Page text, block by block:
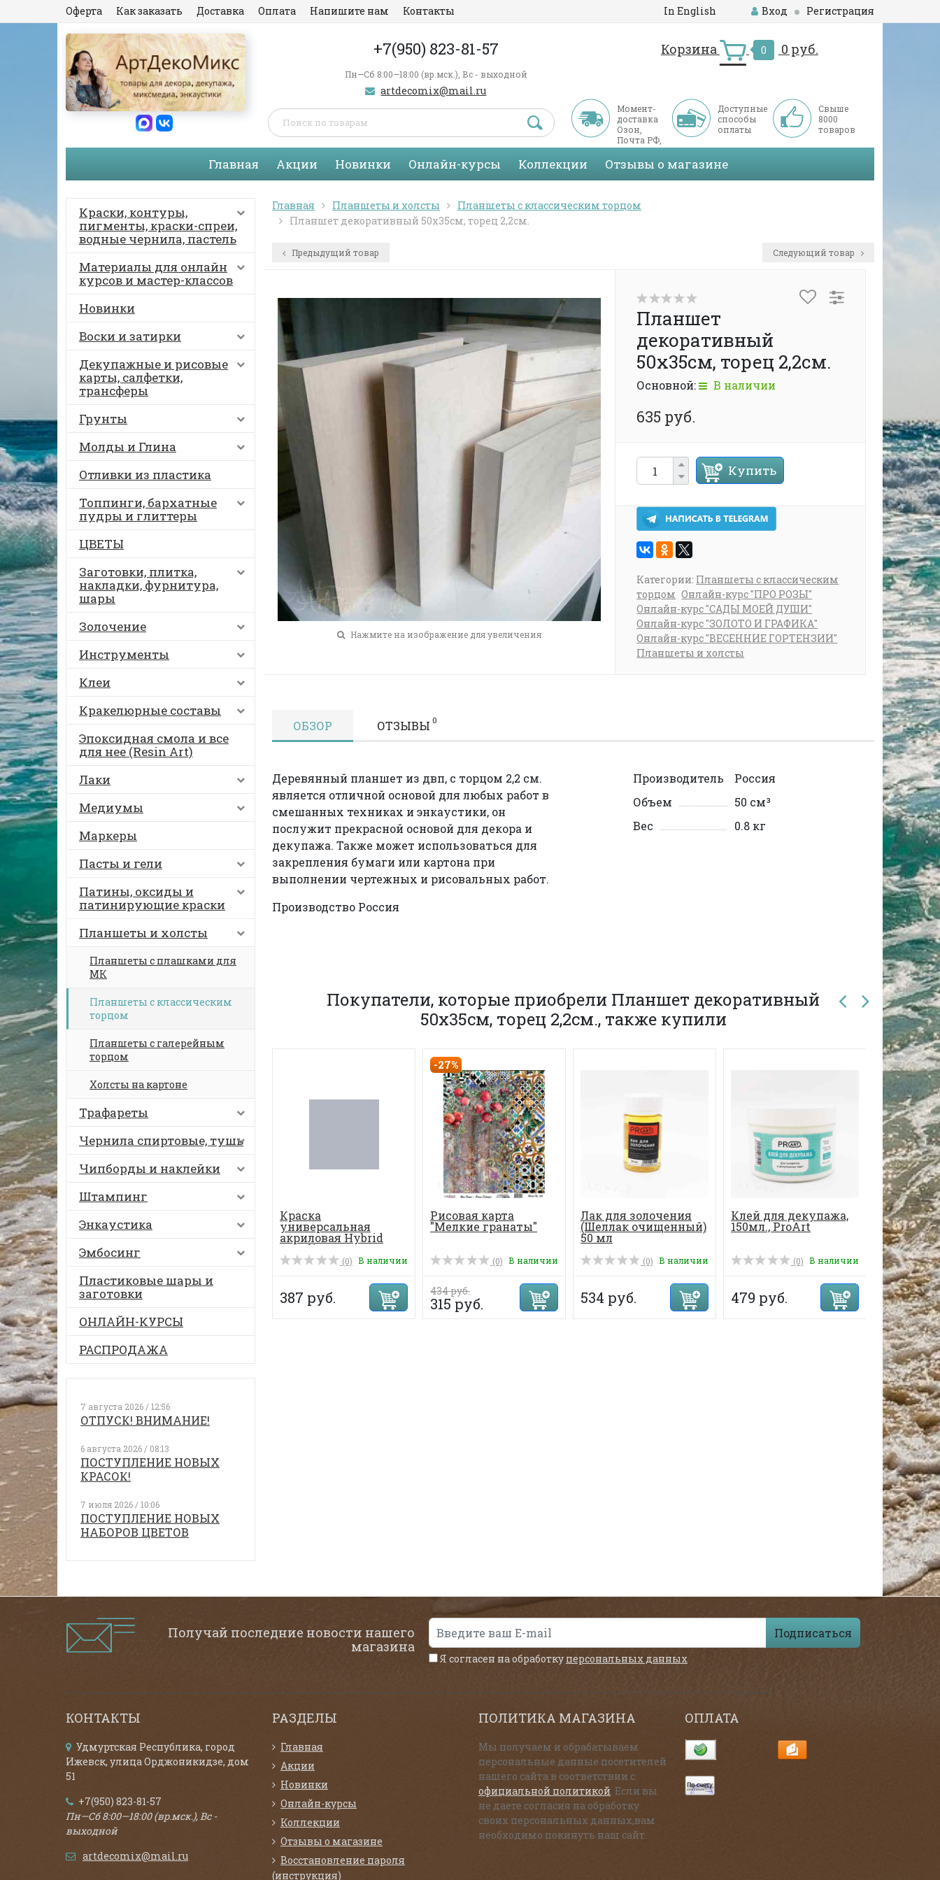
Оферта Как заказать Доставка Оплата Напишите нам Контакты In English Вход Регистрация
+7(950) 823-81-57
Пн—Сб 8:00—18:00 (вр.мск.), Вс - выходной
artdecomix@mail.ru
Корзина 0 0 руб.
Момент-
доставка
Озон,
Почта РФ,
СДЭК
Доступные
способы
оплаты
Свыше
8000
товаров
Главная Акции Новинки Онлайн-курсы Коллекции Отзывы о магазине
Краски, контуры,
пигменты, краски-спреи,
водные чернила, пастель
Материалы для онлайн
курсов и мастер-классов
Новинки
Воски и затирки
Декупажные и рисовые
карты, салфетки,
трансферы
Грунты
Молды и Глина
Отливки из пластика
Топпинги, бархатные
пудры и глиттеры
ЦВЕТЫ
Заготовки, плитка,
накладки, фурнитура,
шары
Золочение
Инструменты
Клеи
Кракелюрные составы
Эпоксидная смола и все
для нее (Resin Art)
Лаки
Медиумы
Маркеры
Пасты и гели
Патины, оксиды и
патинирующие краски
Планшеты и холсты
Планшеты с плашками для
МК
Планшеты с классическим
торцом
Планшеты с галерейным
торцом
Холсты на картоне
Трафареты
Чернила спиртовые, тушь
Чипборды и наклейки
Штампинг
Энкаустика
Эмбосинг
Пластиковые шары и
заготовки
ОНЛАЙН-КУРСЫ
РАСПРОДАЖА
7 августа 2026 / 12:56
ОТПУСК! ВНИМАНИЕ!
6 августа 2026 / 08:13
ПОСТУПЛЕНИЕ НОВЫХ
КРАСОК!
7 июля 2026 / 10:06
ПОСТУПЛЕНИЕ НОВЫХ
НАБОРОВ ЦВЕТОВ
Главная Планшеты и холсты
Планшеты с классическим торцом
Планшет декоративный 50х35см, торец 2,2см.
Предыдущий товар Следующий товар
Нажмите на изображение для увеличения
Планшет
декоративный
50х35см, торец 2,2см.
Основной: В наличии
635 руб.
Купить
Категории: Планшеты с классическим
торцом Онлайн-курс "ПРО РОЗЫ"
Онлайн-курс "САДЫ МОЕЙ ДУШИ"
Онлайн-курс "ЗОЛОТО И ГРАФИКА"
Онлайн-курс "ВЕСЕННИЕ ГОРТЕНЗИИ"
Планшеты и холсты
ОБЗОР ОТЗЫВЫ 0
Деревянный планшет из двп, с торцом 2,2 см.
является отличной основой для любых работ в
смешанных техниках и энкаустики, он
послужит прекрасной основой для декора и
декупажа. Также может использоваться для
закрепления бумаги или картона при
выполнении чертежных и рисовальных работ.
Производство Россия
Производитель
Россия
Объем
50 см³
Вес
0.8 кг
Покупатели, которые приобрели Планшет декоративный
50х35см, торец 2,2см., также купили
Краска
универсальная
акриловая Hybrid
Acrylic 70 мл, цвет...
(0) В наличии
387 руб.
-27%
Рисовая карта
"Мелкие гранаты"
(0) В наличии
434 руб.
315 руб.
Лак для золочения
(Шеллак очищенный)
50 мл
(0) В наличии
534 руб.
Клей для декупажа,
150мл., ProArt
(0) В наличии
479 руб.
Поталь в
медь,
25листов
335 руб.
Получай последние новости нашего
магазина
Подписаться
Я согласен на обработку персональных данных
КОНТАКТЫ
Удмуртская Республика, город
Ижевск, улица Орджоникидзе, дом
51
+7(950) 823-81-57
Пн—Сб 8:00—18:00 (вр.мск.), Вс -
выходной
artdecomix@mail.ru
РАЗДЕЛЫ
Главная
Акции
Новинки
Онлайн-курсы
Коллекции
Отзывы о магазине
Восстановление пароля
(инструкция)
ПОЛИТИКА МАГАЗИНА
Мы получаем и обрабатываем
персональные данные посетителей
нашего сайта в соответствии с
официальной политикой. Если вы
не даете согласия на обработку
своих персональных данных,вам
необходимо покинуть наш сайт.
ОПЛАТА